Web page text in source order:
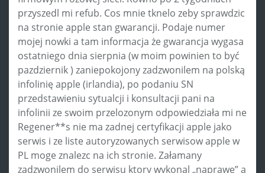
przyszedl mi refub. Cos mnie tknelo zeby sprawdzic
na stronie apple stan gwarancji. Podaje numer
mojej nowki a tam informacja że gwarancja wygasa
ostatniego dnia sierpnia (w moim powinien to być
pazdziernik ) zaniepokojony zadzwonilem na polską
infolinię apple (irlandia), po podaniu SN
przedstawieniu sytualcji i konsultacji pani na
infolinii ze swoim przelozonym odpowiedziała mi ne
Regener**s nie ma zadnej certyfikacji apple jako
serwis i ze liste autoryzowanych serwisow apple w
PL moge znalezc na ich stronie. Załamany
zadzwonilem do serwisu ktory wykonal „naprawę” a